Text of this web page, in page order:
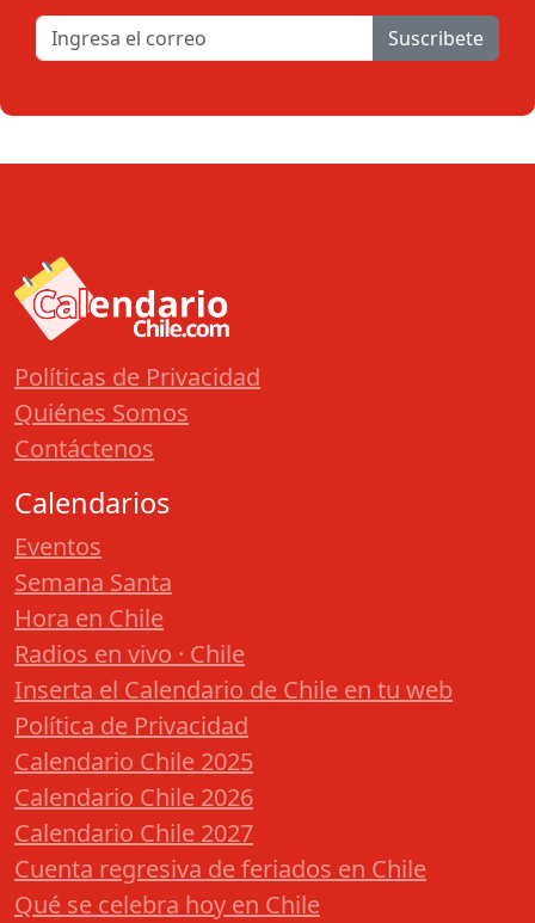
Suscribete
Políticas de Privacidad
Quiénes Somos
Contáctenos
Calendarios
Eventos
Semana Santa
Hora en Chile
Radios en vivo · Chile
Inserta el Calendario de Chile en tu web
Política de Privacidad
Calendario Chile 2025
Calendario Chile 2026
Calendario Chile 2027
Cuenta regresiva de feriados en Chile
Qué se celebra hoy en Chile